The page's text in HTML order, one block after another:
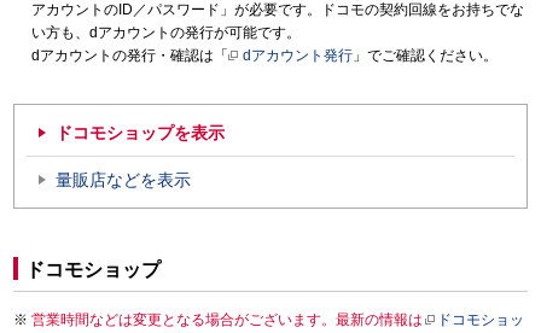
アカウントのID／パスワード」が必要です。ドコモの契約回線をお持ちでな
い方も、dアカウントの発行が可能です。
dアカウントの発行・確認は「
dアカウント発行 」でご確認ください。
ドコモショップを表示
量販店などを表示
ドコモショップ
営業時間などは変更となる場合がございます。最新の情報は
ドコモショッ